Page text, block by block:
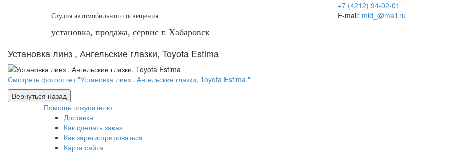
Студия автомобильного освещения
установка, продажа, сервис г. Хабаровск
+7 (4212) 94-02-01
E-mail: mid_@mail.ru
Установка линз , Ангельские глазки, Toyota Estima
Смотреть фотоотчет "Установка линз , Ангельские глазки, Toyota Estima."
Помощь покупателю
Доставка
Как сделать заказ
Как зарегистрироваться
Карта сайта